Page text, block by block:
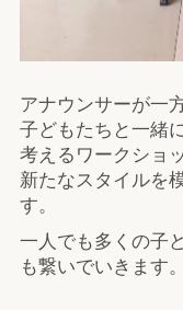
アナウンサーが一
子どもたちと一緒
考えるワークショ
新たなスタイルを
す。
一人でも多くの子
も繋いでいきます。